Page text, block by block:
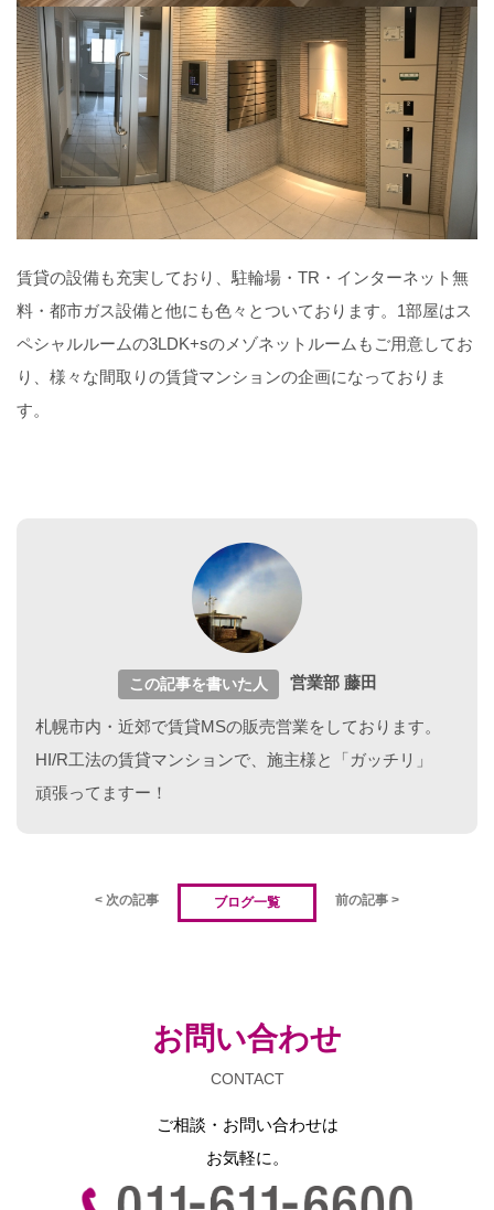
賃貸の設備も充実しており、駐輪場・TR・インターネット無
料・都市ガス設備と他にも色々とついております。1部屋はス
ペシャルルームの3LDK+sのメゾネットルームもご用意してお
り、様々な間取りの賃貸マンションの企画になっておりま
す。
この記事を書いた人 営業部 藤田
札幌市内・近郊で賃貸MSの販売営業をしております。
HI/R工法の賃貸マンションで、施主様と「ガッチリ」
頑張ってますー！
< 次の記事 ブログ一覧 前の記事 >
お問い合わせ
CONTACT
ご相談・お問い合わせは
お気軽に。